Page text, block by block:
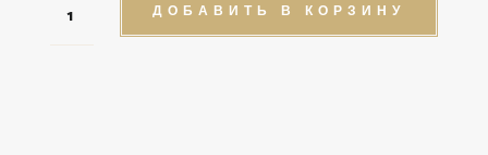
ДОБАВИТЬ В КОРЗИНУ